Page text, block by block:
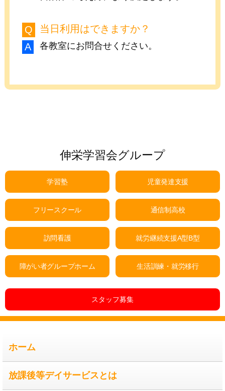
当日利用はできますか？
各教室にお問合せください。
伸栄学習会グループ
学習塾 児童発達支援
フリースクール 通信制高校
訪問看護 就労継続支援A型B型
障がい者グループホーム 生活訓練・就労移行
スタッフ募集
ホーム
放課後等デイサービスとは